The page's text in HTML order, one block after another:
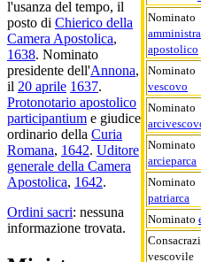
Nominato
apostolico
Nominato
vescovo
Nominato
Nominato
arcieparca
Nominato
patriarca
Nominato
vescovile
l'usanza del tempo, il
posto di Chierico della
Camera Apostolica,
1638. Nominato
presidente dell'Annona,
il 20 aprile 1637.
Protonotario apostolico
participantium e giudice
ordinario della Curia
Romana, 1642. Uditore
generale della Camera
Apostolica, 1642.
Ordini sacri: nessuna
informazione trovata.